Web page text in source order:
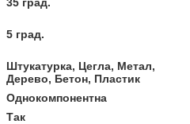
5 град.
Штукатурка, Цегла, Метал,
Дерево, Бетон, Пластик
Однокомпонентна
Так